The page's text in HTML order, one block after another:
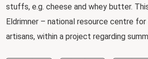
stuffs, e.g. cheese and whey butter.
Eldrimner – national resource centre
artisans, within a project regarding